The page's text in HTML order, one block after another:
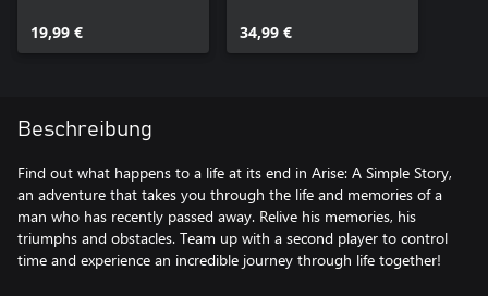
19,99 € 34,99 €
Beschreibung
Find out what happens to a life at its end in Arise: A Simple Story,
an adventure that takes you through the life and memories of a
man who has recently passed away. Relive his memories, his
triumphs and obstacles. Team up with a second player to control
time and experience an incredible journey through life together!